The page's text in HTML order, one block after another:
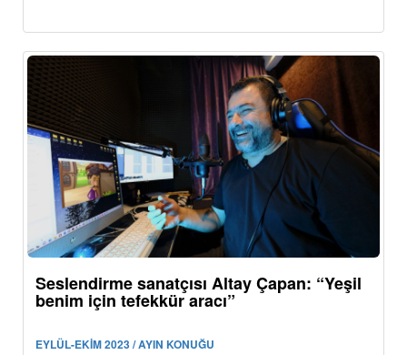
Seslendirme sanatçısı Altay Çapan: “Yeşil
benim için tefekkür aracı”
EYLÜL-EKİM 2023 / AYIN KONUĞU